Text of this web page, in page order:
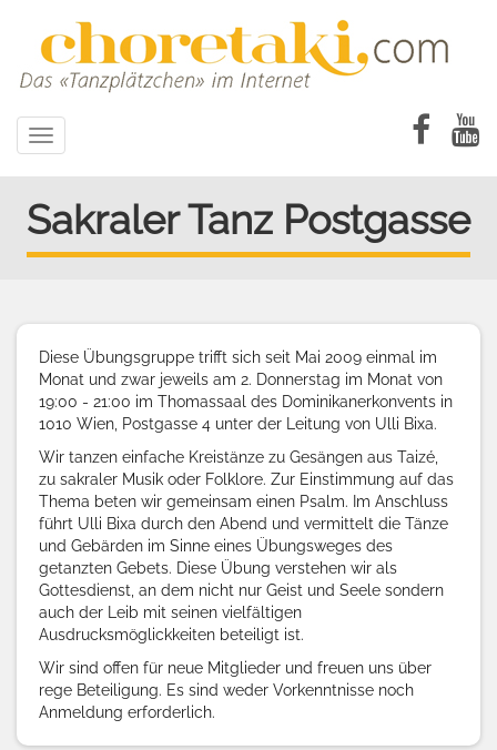
Toggle
navigation
Sakraler Tanz Postgasse
Diese Übungsgruppe trifft sich seit Mai 2009 einmal im
Monat und zwar jeweils am 2. Donnerstag im Monat von
19:00 - 21:00 im Thomassaal des Dominikanerkonvents in
1010 Wien, Postgasse 4 unter der Leitung von Ulli Bixa.
Wir tanzen einfache Kreistänze zu Gesängen aus Taizé,
zu sakraler Musik oder Folklore. Zur Einstimmung auf das
Thema beten wir gemeinsam einen Psalm. Im Anschluss
führt Ulli Bixa durch den Abend und vermittelt die Tänze
und Gebärden im Sinne eines Übungsweges des
getanzten Gebets. Diese Übung verstehen wir als
Gottesdienst, an dem nicht nur Geist und Seele sondern
auch der Leib mit seinen vielfältigen
Ausdrucksmöglickkeiten beteiligt ist.
Wir sind offen für neue Mitglieder und freuen uns über
rege Beteiligung. Es sind weder Vorkenntnisse noch
Anmeldung erforderlich.